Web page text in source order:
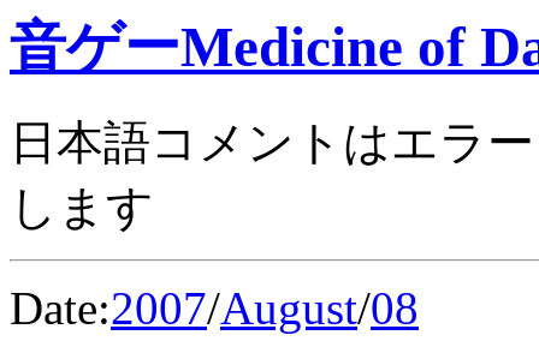
音ゲーMedicine of
日本語コメントはエラ
します
Date:2007/August/08